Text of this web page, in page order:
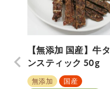
【無添加 国産】牛タ
ンスティック 50g
無添加
国産